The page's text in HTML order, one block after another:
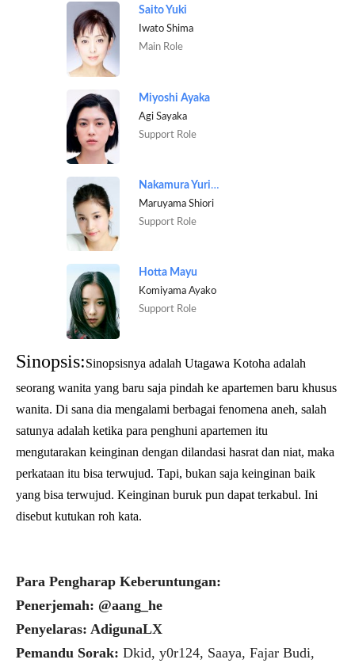
Saito Yuki
Iwato Shima
Main Role
Miyoshi Ayaka
Agi Sayaka
Support Role
Nakamura Yurika
Maruyama Shiori
Support Role
Hotta Mayu
Komiyama Ayako
Support Role
Sinopsis:Sinopsisnya adalah Utagawa Kotoha adalah
seorang wanita yang baru saja pindah ke apartemen baru khusus
wanita. Di sana dia mengalami berbagai fenomena aneh, salah
satunya adalah ketika para penghuni apartemen itu
mengutarakan keinginan dengan dilandasi hasrat dan niat, maka
perkataan itu bisa terwujud. Tapi, bukan saja keinginan baik
yang bisa terwujud. Keinginan buruk pun dapat terkabul. Ini
disebut kutukan roh kata.
Para Pengharap Keberuntungan:
Penerjemah: @aang_he
Penyelaras: AdigunaLX
Pemandu Sorak: Dkid, y0r124, Saaya, Fajar Budi,